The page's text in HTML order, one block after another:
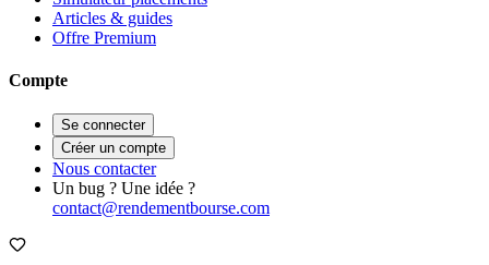
Articles & guides
Offre Premium
Compte
Se connecter
Créer un compte
Nous contacter
Un bug ? Une idée ?
contact@rendementbourse.com